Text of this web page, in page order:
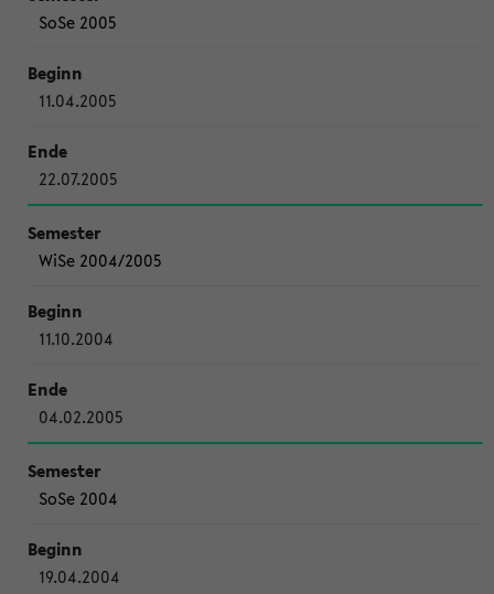
SoSe 2005
11.04.2005
22.07.2005
WiSe 2004/2005
11.10.2004
04.02.2005
SoSe 2004
19.04.2004